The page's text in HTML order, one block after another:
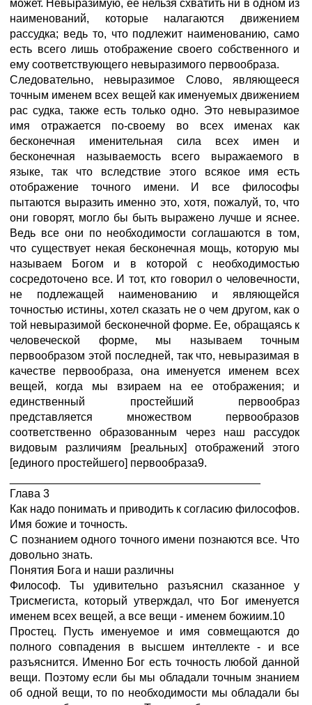
может. Невыразимую, ее нельзя схватить ни в одном из
наименований, которые налагаются движением
рассудка; ведь то, что подлежит наименованию, само
есть всего лишь отображение своего собственного и
ему соответствующего невыразимого первообраза.
Следовательно, невыразимое Слово, являющееся
точным именем всех вещей как именуемых движением
рас судка, также есть только одно. Это невыразимое
имя отражается по-своему во всех именах как
бесконечная именительная сила всех имен и
бесконечная называемость всего выражаемого в
языке, так что вследствие этого всякое имя есть
отображение точного имени. И все философы
пытаются выразить именно это, хотя, пожалуй, то, что
они говорят, могло бы быть выражено лучше и яснее.
Ведь все они по необходимости соглашаются в том,
что существует некая бесконечная мощь, которую мы
называем Богом и в которой с необходимостью
сосредоточено все. И тот, кто говорил о человечности,
не подлежащей наименованию и являющейся
точностью истины, хотел сказать не о чем другом, как о
той невыразимой бесконечной форме. Ее, обращаясь к
человеческой форме, мы называем точным
первообразом этой последней, так что, невыразимая в
качестве первообраза, она именуется именем всех
вещей, когда мы взираем на ее отображения; и
единственный простейший первообраз
представляется множеством первообразов
соответственно образованным через наш рассудок
видовым различиям [реальных] отображений этого
[единого простейшего] первообраза9.
Глава 3
Как надо понимать и приводить к согласию философов.
Имя божие и точность.
С познанием одного точного имени познаются все. Что
довольно знать.
Понятия Бога и наши различны
Философ. Ты удивительно разъяснил сказанное у
Трисмегиста, который утверждал, что Бог именуется
именем всех вещей, а все вещи - именем божиим.10
Простец. Пусть именуемое и имя совмещаются до
полного совпадения в высшем интеллекте - и все
разъяснится. Именно Бог есть точность любой данной
вещи. Поэтому если бы мы обладали точным знанием
об одной вещи, то по необходимости мы обладали бы